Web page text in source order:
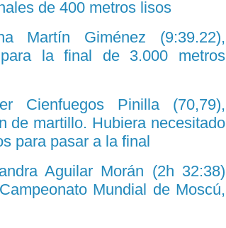
de 400 metros lisos
Martín Giménez (9:39.22),
la final de 3.000 metros
Cienfuegos Pinilla (70,79),
de martillo. Hubiera necesitado
para pasar a la final
Aguilar Morán (2h 32:38)
Mundial de Moscú,